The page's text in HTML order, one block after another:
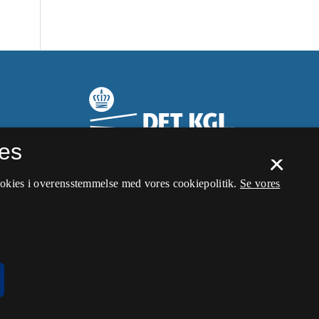
×
i overensstemmelse med vores cookiepolitik. Se vores